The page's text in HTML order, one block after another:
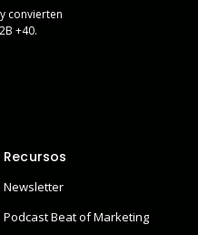
convierten
+40.
Recursos
Newsletter
Podcast Beat of Marketing